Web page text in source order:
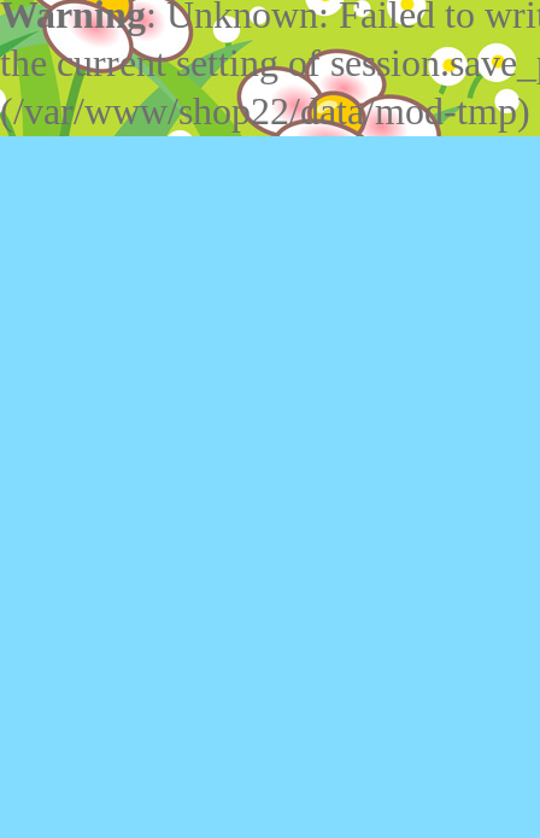
Warning: Unknown: Failed to
the current setting of
(/var/www/shop22/data/mod-